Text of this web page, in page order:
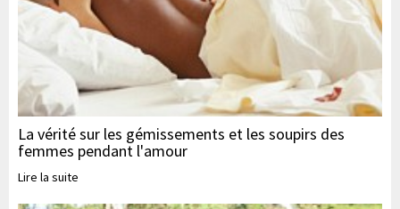
La vérité sur les gémissements et les soupirs des
femmes pendant l'amour
Lire la suite